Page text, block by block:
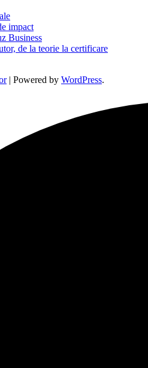
impact
Business
de la teorie la certificare
| Powered by WordPress.